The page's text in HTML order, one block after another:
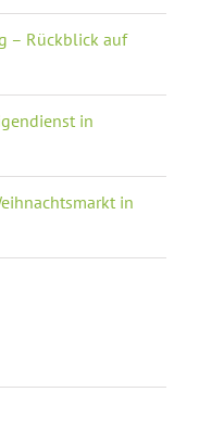
– Rückblick auf
in
in